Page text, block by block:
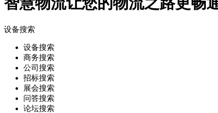
设备搜索
设备搜索
商务搜索
公司搜索
招标搜索
展会搜索
问答搜索
论坛搜索